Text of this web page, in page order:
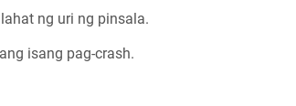
ng uri ng pinsala.
isang pag-crash.